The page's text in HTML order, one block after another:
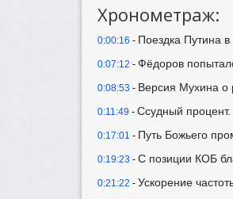
Хронометраж:
0:00:16 - Поездка Путина
0:07:12 - Фёдоров
0:08:53 - Версия Мухина о
0:11:49 - Ссудный процент.
0:17:01 - Путь Божьего
0:19:23 - С позиции КОБ
0:21:22 - Ускорение